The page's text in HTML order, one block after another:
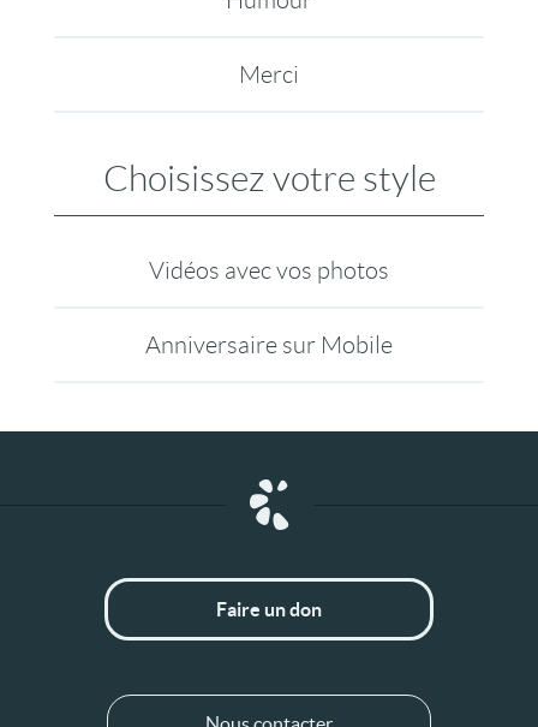
Merci
Choisissez votre style
Vidéos avec vos photos
Anniversaire sur Mobile
Faire un don